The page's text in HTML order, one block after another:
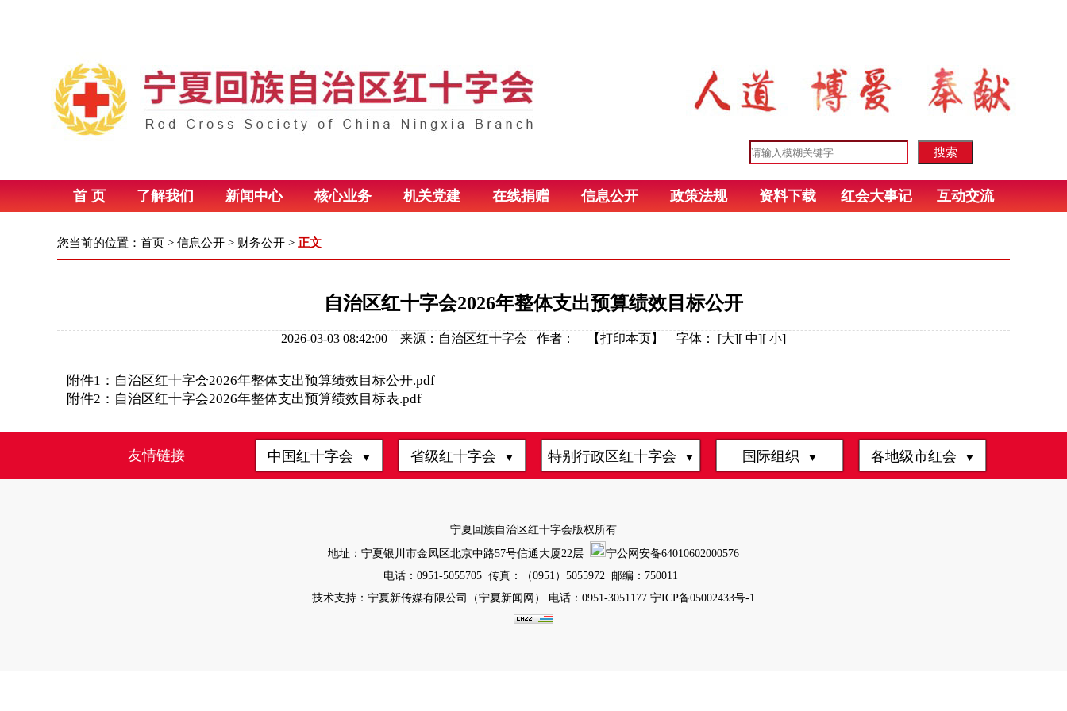
首 页 了解我们 新闻中心 核心业务 机关党建 在线捐赠 信息公开 政策法规 资料下载 红会大事记 互动交流
您当前的位置： 首页 > 信息公开 > 财务公开 > 正文
自治区红十字会2026年整体支出预算绩效目标公开
2026-03-03 08:42:00 来源：自治区红十字会 作者： 【打印本页】 字体： [大][ 中][ 小]
附件1： 自治区红十字会2026年整体支出预算绩效目标公开.pdf
附件2： 自治区红十字会2026年整体支出预算绩效目标表.pdf
友情链接 中国红十字会 ▼ 省级红十字会 ▼ 特别行政区红十字会 ▼ 国际组织 ▼ 各地级市红会 ▼
宁夏回族自治区红十字会版权所有
地址：宁夏银川市金凤区北京中路57号信通大厦22层
宁公网安备64010602000576
电话：0951-5055705 传真：（0951）5055972 邮编：750011
技术支持：宁夏新传媒有限公司（宁夏新闻网） 电话：0951-3051177 宁ICP备05002433号-1